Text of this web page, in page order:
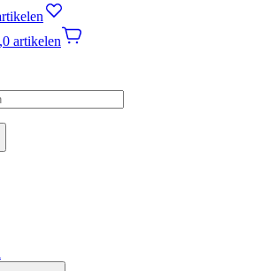
,0 artikelen